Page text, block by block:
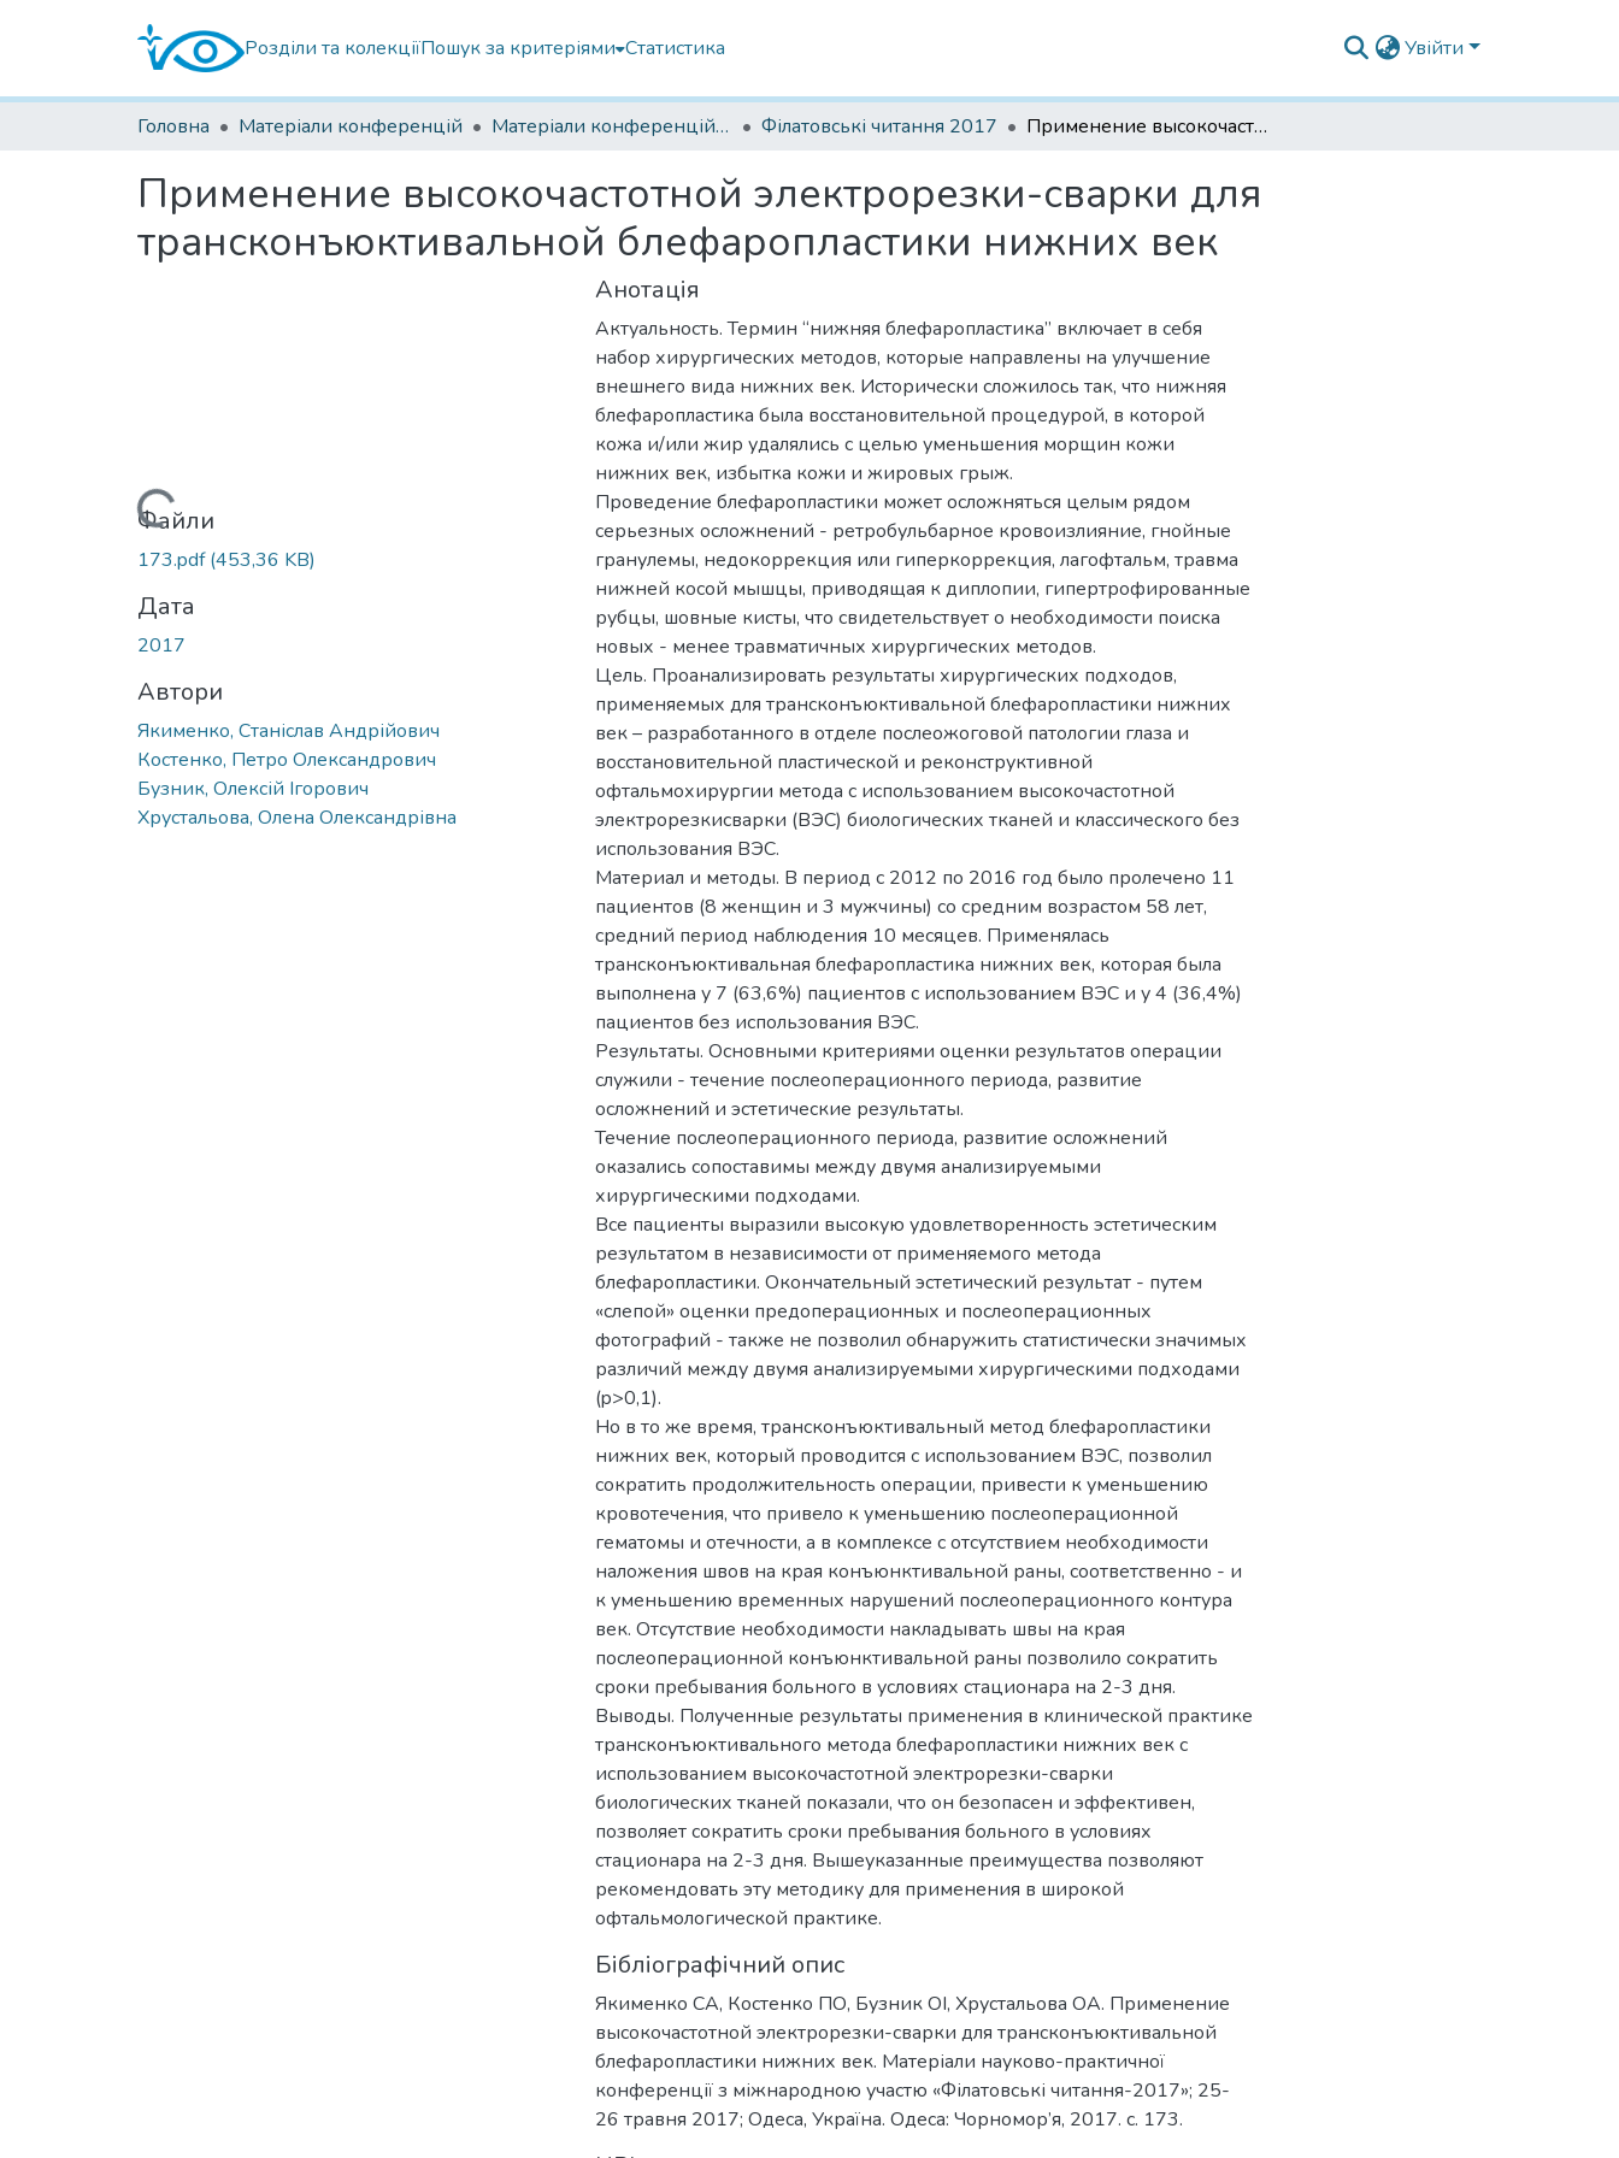
Розділи та колекціїПошук за критеріями Статистика Увійти
Головна Матеріали конференцій Матеріали конференцій Інституту Філатова Філатовські читання 2017 Применение высокочастотной электрорезки-сварки для трансконъюктивальной блефаропластики нижних век
Применение высокочастотной электрорезки-сварки для
трансконъюктивальной блефаропластики нижних век
Вантажиться...Файли
173.pdf(453,36 KB)
Дата
2017
Автори
Якименко, Станіслав Андрійович
Костенко, Петро Олександрович
Бузник, Олексій Ігорович
Хрустальова, Олена Олександрівна
Анотація
Актуальность. Термин “нижняя блефаропластика” включает в себя
набор хирургических методов, которые направлены на улучшение
внешнего вида нижних век. Исторически сложилось так, что нижняя
блефаропластика была восстановительной процедурой, в которой
кожа и/или жир удалялись с целью уменьшения морщин кожи
нижних век, избытка кожи и жировых грыж.
Проведение блефаропластики может осложняться целым рядом
серьезных осложнений - ретробульбарное кровоизлияние, гнойные
гранулемы, недокоррекция или гиперкоррекция, лагофтальм, травма
нижней косой мышцы, приводящая к диплопии, гипертрофированные
рубцы, шовные кисты, что свидетельствует о необходимости поиска
новых - менее травматичных хирургических методов.
Цель. Проанализировать результаты хирургических подходов,
применяемых для трансконъюктивальной блефаропластики нижних
век – разработанного в отделе послеожоговой патологии глаза и
восстановительной пластической и реконструктивной
офтальмохирургии метода с использованием высокочастотной
электрорезкисварки (ВЭС) биологических тканей и классического без
использования ВЭС.
Материал и методы. В период с 2012 по 2016 год было пролечено 11
пациентов (8 женщин и 3 мужчины) со средним возрастом 58 лет,
средний период наблюдения 10 месяцев. Применялась
трансконъюктивальная блефаропластика нижних век, которая была
выполнена у 7 (63,6%) пациентов с использованием ВЭС и у 4 (36,4%)
пациентов без использования ВЭС.
Результаты. Основными критериями оценки результатов операции
служили - течение послеоперационного периода, развитие
осложнений и эстетические результаты.
Течение послеоперационного периода, развитие осложнений
оказались сопоставимы между двумя анализируемыми
хирургическими подходами.
Все пациенты выразили высокую удовлетворенность эстетическим
результатом в независимости от применяемого метода
блефаропластики. Окончательный эстетический результат - путем
«слепой» оценки предоперационных и послеоперационных
фотографий - также не позволил обнаружить статистически значимых
различий между двумя анализируемыми хирургическими подходами
(p>0,1).
Но в то же время, трансконъюктивальный метод блефаропластики
нижних век, который проводится с использованием ВЭС, позволил
сократить продолжительность операции, привести к уменьшению
кровотечения, что привело к уменьшению послеоперационной
гематомы и отечности, а в комплексе с отсутствием необходимости
наложения швов на края конъюнктивальной раны, соответственно - и
к уменьшению временных нарушений послеоперационного контура
век. Отсутствие необходимости накладывать швы на края
послеоперационной конъюнктивальной раны позволило сократить
сроки пребывания больного в условиях стационара на 2-3 дня.
Выводы. Полученные результаты применения в клинической практике
трансконъюктивального метода блефаропластики нижних век с
использованием высокочастотной электрорезки-сварки
биологических тканей показали, что он безопасен и эффективен,
позволяет сократить сроки пребывания больного в условиях
стационара на 2-3 дня. Вышеуказанные преимущества позволяют
рекомендовать эту методику для применения в широкой
офтальмологической практике.
Бібліографічний опис
Якименко СА, Костенко ПО, Бузник ОІ, Хрустальова ОА. Применение
высокочастотной электрорезки-сварки для трансконъюктивальной
блефаропластики нижних век. Матеріали науково-практичної
конференції з міжнародною участю «Філатовські читання-2017»; 25-
26 травня 2017; Одеса, Україна. Одеса: Чорномор’я, 2017. c. 173.